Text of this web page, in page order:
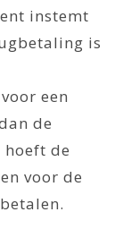
instemt
is
een
de
de
voor de